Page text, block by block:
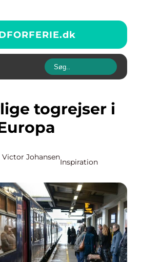
dk
Victor Johansen
Inspiration